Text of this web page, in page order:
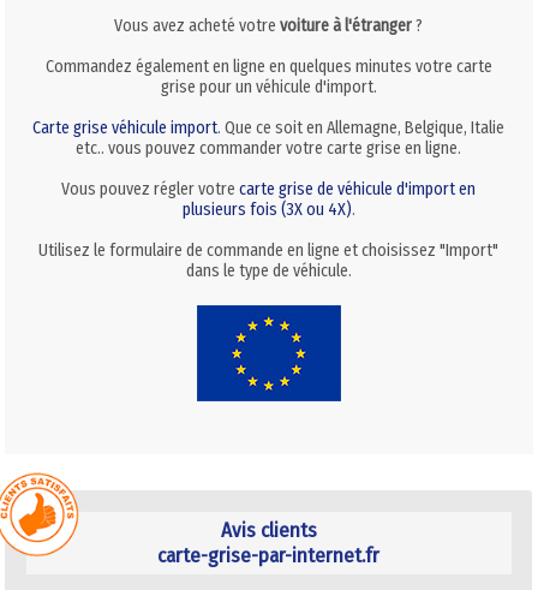
Vous avez acheté votrevoiture à l'étranger?
Commandez également en ligne en quelques minutes votre carte
grise pour un véhicule d'import.
Carte grise véhicule import. Que ce soit en Allemagne, Belgique, Italie
etc.. vous pouvez commander votre carte grise en ligne.
Vous pouvez régler votrecarte grise de véhicule d'import en
plusieurs fois (3X ou 4X).
Utilisez le formulaire de commande en ligne et choisissez "Import"
dans le type de véhicule.
Avis clients
carte-grise-par-internet.fr